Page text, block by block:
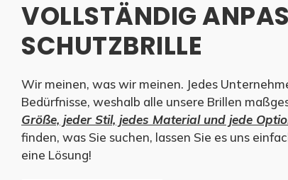
VOLLSTÄNDIG
SCHUTZBRILLE
Wir meinen, was wir meinen. Jedes
Bedürfnisse, weshalb alle unsere Brillen
Größe, jeder Stil, jedes Material und jede
finden, was Sie suchen, lassen Sie es uns
eine Lösung!